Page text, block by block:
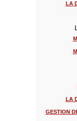
LA
LA
GESTION